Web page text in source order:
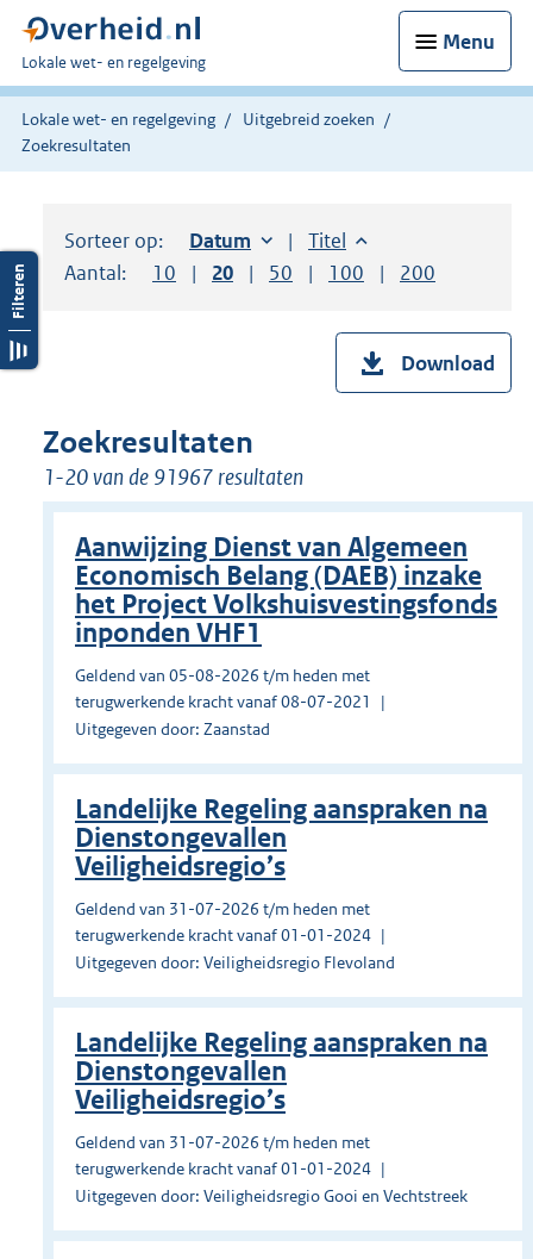
Menu
U
bent
hier:
Lokale wet- en regelgeving
Lokale wet- en regelgeving
Uitgebreid zoeken
Zoekresultaten
Sorteer op: Sorteer op:
Datum oplopendSorteer op:
Titel oplopend
Aantal:
Toon
10 resultaten per pagina
Toon
20 resultaten per pagina
Toon
50 resultaten per pagina
Toon
100 resultaten per
Toon
200
Download
Zoekresultaten
1-20 van de 91967 resultaten
Aanwijzing Dienst van Algemeen
Economisch Belang (DAEB) inzake
het Project Volkshuisvestingsfonds
inponden VHF1
Geldend van 05-08-2026 t/m heden met
terugwerkende kracht vanaf 08-07-2021
Uitgegeven door: Zaanstad
Landelijke Regeling aanspraken na
Dienstongevallen
Veiligheidsregio’s
Geldend van 31-07-2026 t/m heden met
terugwerkende kracht vanaf 01-01-2024
Uitgegeven door: Veiligheidsregio Flevoland
Landelijke Regeling aanspraken na
Dienstongevallen
Veiligheidsregio’s
Geldend van 31-07-2026 t/m heden met
terugwerkende kracht vanaf 01-01-2024
Uitgegeven door: Veiligheidsregio Gooi en Vechtstreek